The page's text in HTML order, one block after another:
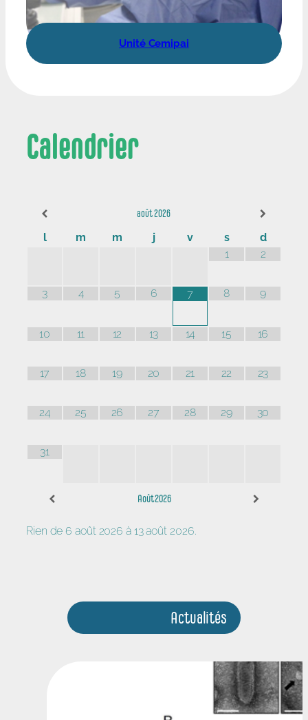
Unité Cemipai
Calendrier
août2026
l m m j v s
d
1
2
3 4 5 6 7 8 9
10 11 12 13 14 15 16
17 18 19 20 21 22 23
24 25 26 27 28 29 30
31
Août 2026
Rien de 6 août 2026 à 13 août 2026.
Actualités